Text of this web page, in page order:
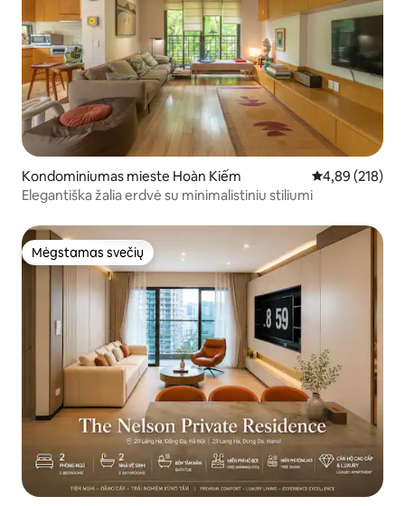
Kondominiumas mieste Hoàn Kiếm Vidutinis
4,89 (218)
Elegantiška žalia erdvė su minimalistiniu stiliumi
Mėgstamas svečių
Mėgstamas svečių